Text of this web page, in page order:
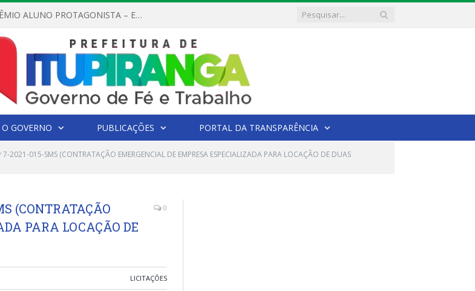
REGULAMENTO OFICIAL DO PRÊMIO ALUNO PROTAGONISTA – EDIÇÃO 2026
O GOVERNO PUBLICAÇÕES PORTAL DA TRANSPARÊNCIA
7-2021-015-SMS (CONTRATAÇÃO EMERGENCIAL DE EMPRESA ESPECIALIZADA PARA LOCAÇÃO DE DUAS
(CONTRATAÇÃO
PARA LOCAÇÃO DE
0
LICITAÇÕES